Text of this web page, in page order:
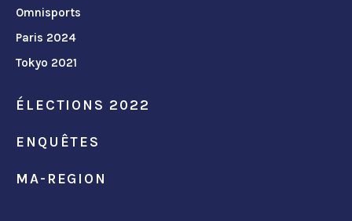
Omnisports
Paris 2024
Tokyo 2021
ÉLECTIONS 2022
ENQUÊTES
MA-REGION